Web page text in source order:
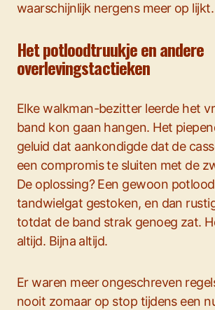
waarschijnlijk nergens meer op lijkt.
Het potloodtruukje en andere
overlevingstactieken
Elke walkman-bezitter leerde het
band kon gaan hangen. Het
geluid dat aankondigde dat de
een compromis te sluiten met de
De oplossing? Een gewoon
tandwielgat gestoken, en dan
totdat de band strak genoeg zat.
altijd. Bijna altijd.
Er waren meer ongeschreven
nooit zomaar op stop tijdens een